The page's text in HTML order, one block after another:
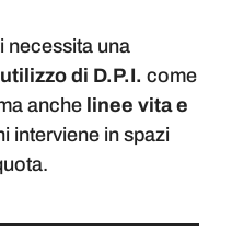
necessita una
utilizzo di D.P.I. come
anche linee vita e
interviene in spazi